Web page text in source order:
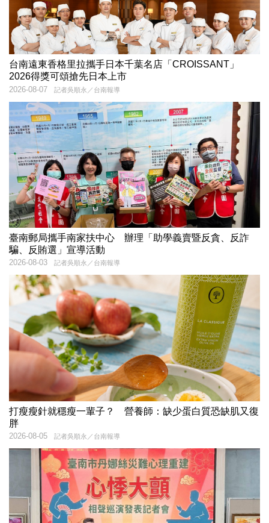
台南遠東香格里拉攜手日本千葉名店「CROISSANT」
2026得獎可頌搶先日本上市
記者吳順永／台南報導
2026-08-07
臺南郵局攜手南家扶中心 辦理「助學義賣暨反貪、反詐
騙、反賄選」宣導活動
記者吳順永／台南報導
2026-08-03
打瘦瘦針就穩瘦一輩子？ 營養師：缺少蛋白質恐缺肌又復
胖
記者吳順永／台南報導
2026-08-05